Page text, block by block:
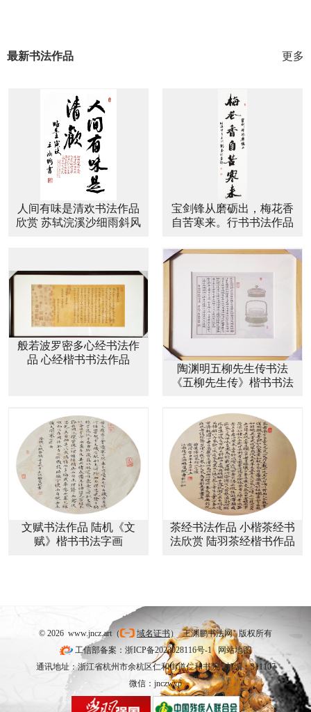
更多
最新书法作品
人间有味是清欢书法作品
欣赏 苏轼浣溪沙细雨斜风
宝剑锋从磨砺出，梅花香
自苦寒来。行书书法作品
般若波罗密多心经书法作
品 心经楷书书法作品
陶渊明五柳先生传书法
《五柳先生传》楷书书法
文赋书法作品 陆机《文
赋》楷书书法字画
茶经书法作品 小楷茶经书
法欣赏 陆羽茶经楷书作品
© 2026 www.jncz.art（ 域名证书 ） 王渊鹏书法网 版权所有
工信部备案：浙ICP备2023028116号-1
网站地图
通讯地址：浙江省杭州市余杭区仁和街道仁和书院 邮编：311107
微信：jnczwyp